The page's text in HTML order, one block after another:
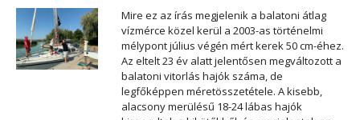
Mire ez az írás megjelenik a balatoni átlag
vízmérce közel kerül a 2003-as történelmi
mélypont július végén mért kerek 50 cm-éhez.
Az eltelt 23 év alatt jelentősen megváltozott a
balatoni vitorlás hajók száma, de
legfőképpen méretösszetétele. A kisebb,
alacsony merülésű 18-24 lábas hajók